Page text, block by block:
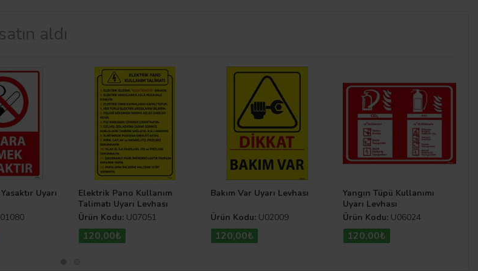
zorunlu olan levhalardır. Yapmak, vurgulamak istediğiniz uyarı ve kuralları dikkat çekici ve
da riskleri en aza indirebilmenizi sağlar. Diğeruyarı levhası
çeşitlerimiz için Uyarı
Keyifli alışverişler!
aldı
Uyarı
Elektrik Pano Kullanım
Talimatı Uyarı Levhası
Ürün Kodu: U07051
120,00₺
Bakım Var Uyarı Levhası
Ürün Kodu: U02009
120,00₺
Yangın Tüpü Kullanımı
Uyarı Levhası
Ürün Kodu: U06024
120,00₺